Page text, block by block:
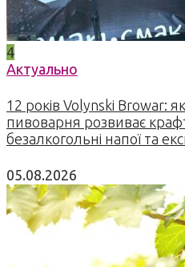
4
Актуально
12 років Volynski Browar:
пивоварня розвиває
безалкогольні напої та
05.08.2026